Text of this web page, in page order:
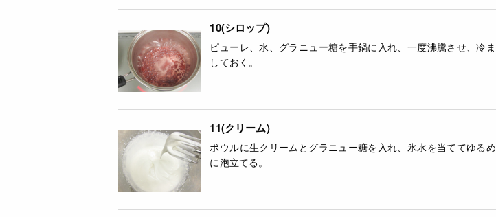
10(シロップ)
ピューレ、水、グラニュー糖を手鍋に入れ、一度沸騰させ、冷ま
しておく。
11(クリーム)
ボウルに生クリームとグラニュー糖を入れ、氷水を当ててゆるめ
に泡立てる。